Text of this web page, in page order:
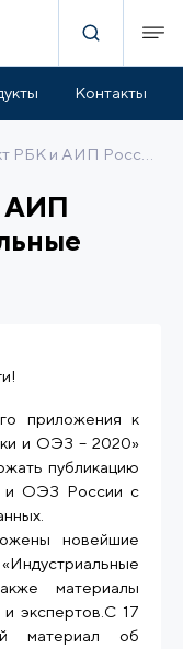
Контакты
АИП
приложения к
и ОЭЗ – 2020»
публикацию
и ОЭЗ России с
новейшие
материалы
и экспертов.С 17
материал об